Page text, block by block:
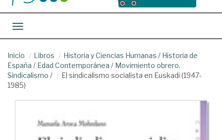
Toggle navigation
Inicio Libros Historia y Ciencias Humanas / Historia de
España / Edad Contemporánea / Movimiento obrero.
Sindicalismo /
El sindicalismo socialista en Euskadi (1947-
1985)